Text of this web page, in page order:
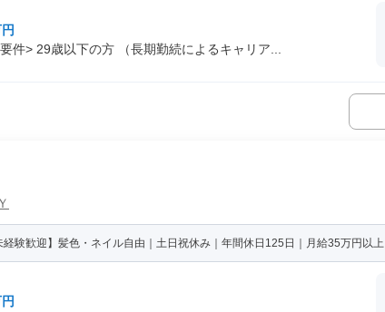
件> 29歳以下の方 （長期勤続によるキャリア...
経験歓迎】髪色・ネイル自由｜土日祝休み｜年間休日125日｜月給35万円以上